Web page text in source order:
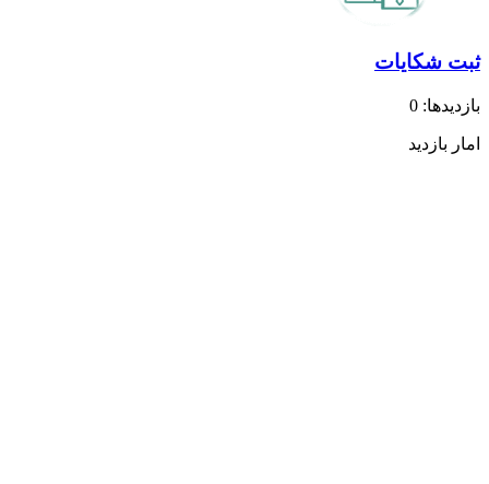
ثبت شکایات
بازدیدها: 0
امار بازدید